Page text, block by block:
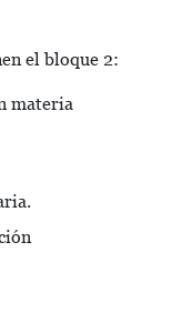
el bloque 2:
materia